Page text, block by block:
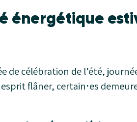
énergétique
de célébration de l’été,
flâner, certain⋅es